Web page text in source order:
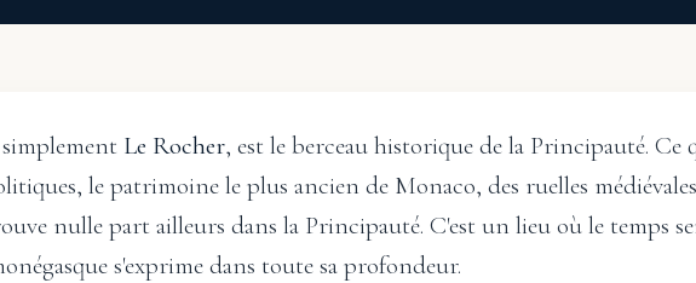
Le Rocher, est le berceau historique de la Principauté.
le patrimoine le plus ancien de Monaco, des ruelles
nulle part ailleurs dans la Principauté. C'est un lieu où le temps
s'exprime dans toute sa profondeur.